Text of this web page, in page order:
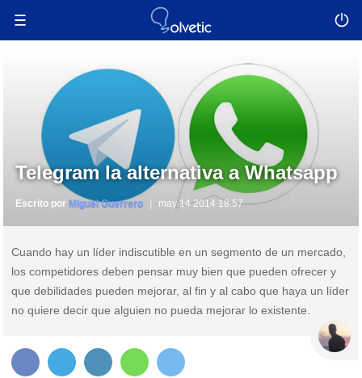
Telegram la alternativa a Whatsapp
Escrito por Miguel Guerrero may 14 2014 18:57
Cuando hay un líder indiscutible en un segmento de un mercado,
los competidores deben pensar muy bien que pueden ofrecer y
que debilidades pueden mejorar, al fin y al cabo que haya un líder
no quiere decir que alguien no pueda mejorar lo existente.